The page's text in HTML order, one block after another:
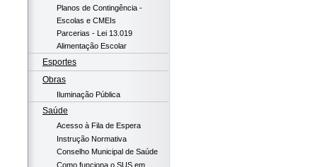
Planos de Contingência -
Escolas e CMEIs
Parcerias - Lei 13.019
Alimentação Escolar
Esportes
Obras
Iluminação Pública
Saúde
Acesso à Fila de Espera
Instrução Normativa
Conselho Municipal de Saúde
Como funciona o SUS em